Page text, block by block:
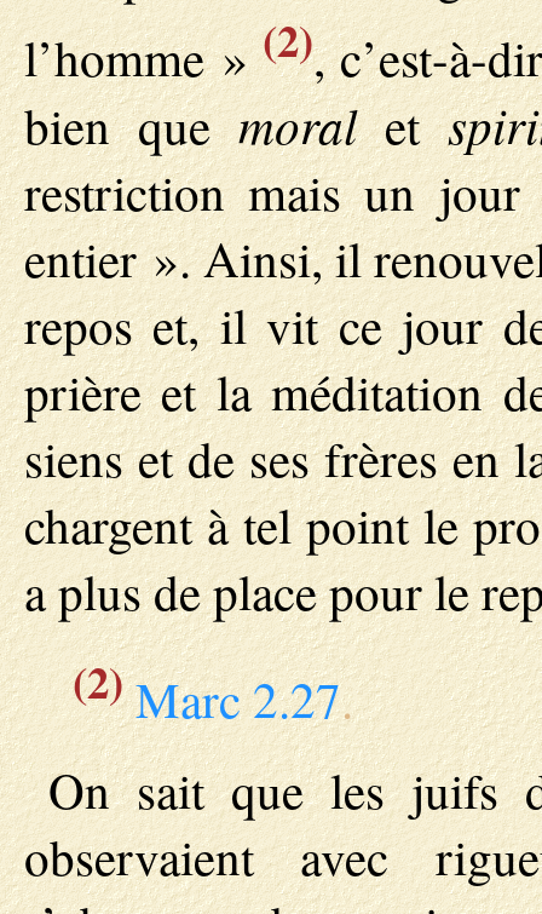
l’homme »(2), c’est-à-
bien quemoralet
restriction mais un
entier ». Ainsi, il
repos et, il vit ce jour
prière et la méditation
siens et de ses frères en
chargent à tel point le
a plus de place pour le
(2)Marc 2.27.
On sait que les juifs
observaient avec